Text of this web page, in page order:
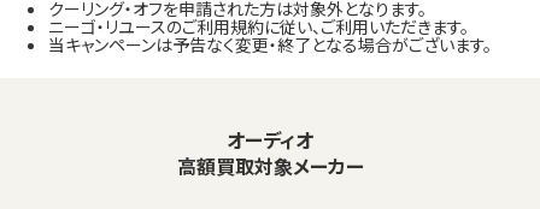
クーリング・オフを申請された方は対象外となります。
ニーゴ・リユースのご利用規約に従い、ご利用いただきます。
当キャンペーンは予告なく変更・終了となる場合がございます。
オーディオ
高額買取対象メーカー